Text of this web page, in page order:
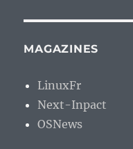
MAGAZINES
LinuxFr
Next-Inpact
OSNews